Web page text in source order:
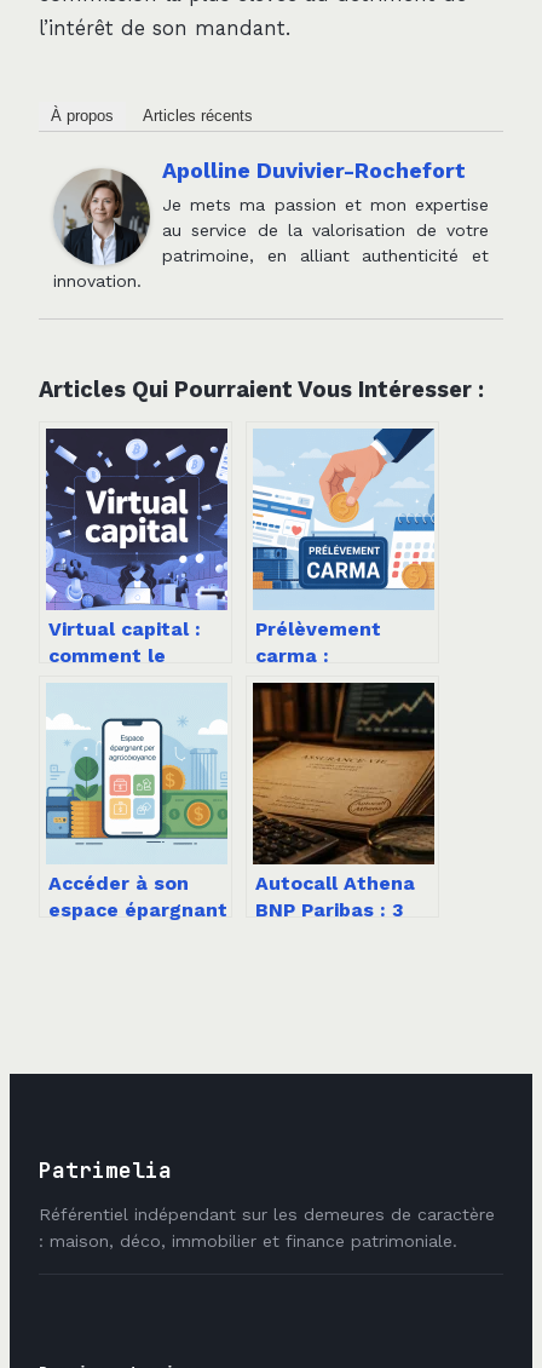
l’intérêt de son mandant.
À propos Articles récents
Apolline Duvivier-Rochefort
Je mets ma passion et mon expertise
au service de la valorisation de votre
patrimoine, en alliant authenticité et
innovation.
Articles Qui Pourraient Vous Intéresser :
Virtual capital :
comment le
comprendre et
l’utiliser à votre
avantage
Prélèvement
carma :
fonctionnement,
délais et
réponses aux
questions clés
Accéder à son
espace épargnant
Autocall Athena
BNP Paribas : 3
Patrimelia
Référentiel indépendant sur les demeures de caractère
: maison, déco, immobilier et finance patrimoniale.